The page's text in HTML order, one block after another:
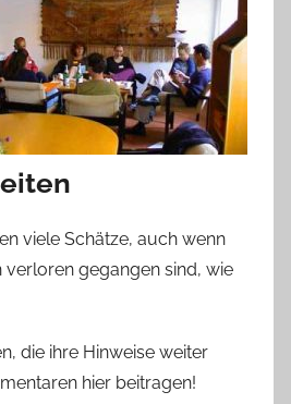
viele Schätze, auch wenn
verloren gegangen sind, wie
die ihre Hinweise weiter
hier beitragen!